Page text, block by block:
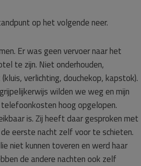
op het volgende neer.
Er was geen vervoer naar het
te zijn. Niet onderhouden,
verlichting, douchekop, kapstok).
wilden we weg en mijn
hoog opgelopen.
is. Zij heeft daar gesproken met
eerste nacht zelf voor te schieten.
niet kunnen toveren en werd haar
de andere nachten ook zelf